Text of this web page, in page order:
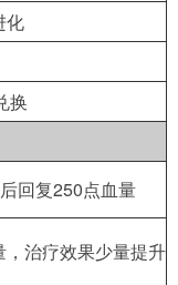
化
换
回复250点血量
治疗效果少量提升